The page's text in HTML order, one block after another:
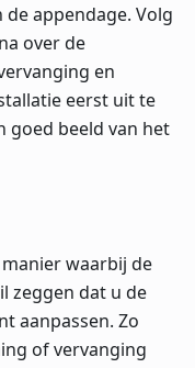
appendage. Volg
over de
en
eerst uit te
goed beeld van het
waarbij de
zeggen dat u de
aanpassen. Zo
of vervanging